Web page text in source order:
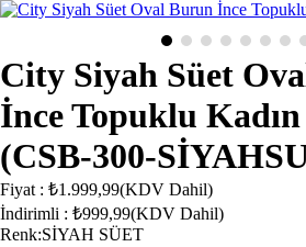
City Siyah Süet
İnce Topuklu
(CSB-300-
Fiyat : ₺1.999,99(KDV Dahil)
İndirimli : ₺999,99(KDV Dahil)
Renk:SİYAH SÜET